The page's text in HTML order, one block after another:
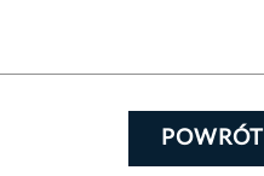
POWRÓT